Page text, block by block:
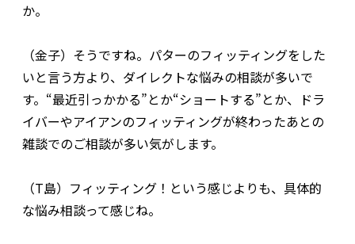
か。
（金子）そうですね。パターのフィッティングをした
いと言う方より、ダイレクトな悩みの相談が多いで
す。“最近引っかかる”とか“ショートする”とか、ドラ
イバーやアイアンのフィッティングが終わったあとの
雑談でのご相談が多い気がします。
（T島）フィッティング！という感じよりも、具体的
な悩み相談って感じね。